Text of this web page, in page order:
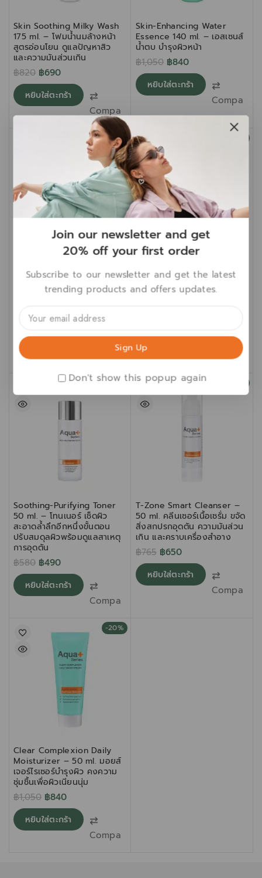
Skin Soothing Milky Wash
175 ml. – โฟมน้ำนมล้างหน้า
สูตรอ่อนโยน ดูแลปัญหาสิว
และความมันส่วนเกิน
฿820 ฿690
หยิบใส่ตะกร้า
Compare
Skin-Enhancing Water
Essence 140 ml. – เอสเซนส์
น้ำตบ บำรุงผิวหน้า
฿1,050 ฿840
หยิบใส่ตะกร้า
Compare
-15%
Foundation SPF25, PA++ 30
ml. – รองพื้นสูตรแมตต์ ปกปิด
จุดบกพร่อง สำหรับผิวบอบบาง
1,150 ฿ 980
เลือกรูปแบบ
Compare
150 ml. – โทนเนอร์เช็ดผิว
สะอาดล้ำลึกอีกหนึ่งขั้นตอน
ปรับสมดุลผิวพร้อมดูแลสาเหตุ
หยิบใส่ตะกร้า
Compare
-16%
Soothing-Purifying Toner
50 ml. – โทนเนอร์ เช็ดผิว
สะอาดล้ำลึกอีกหนึ่งขั้นตอน
ปรับสมดุลผิวพร้อมดูแลสาเหตุ
การอุดตัน
฿580 ฿490
หยิบใส่ตะกร้า
Compare
T-Zone Smart Cleanser –
50 ml. คลีนเซอร์เนื้อเซรั่ม ขจัด
สิ่งสกปรกอุดตัน ความมันส่วน
เกิน และคราบเครื่องสำอาง
฿765 ฿650
หยิบใส่ตะกร้า
Compare
-20%
Clear Complexion Daily
Moisturizer – 50 ml. มอยส์
เจอร์ไรเซอร์บำรุงผิว คงความ
ชุ่มชื้นเพื่อผิวเนียนนุ่ม
฿1,050 ฿840
หยิบใส่ตะกร้า
Compare
Join our newsletter and get
20% off your first order
Subscribe to our newsletter and get the latest
trending products and offers updates.
Don't show this popup again